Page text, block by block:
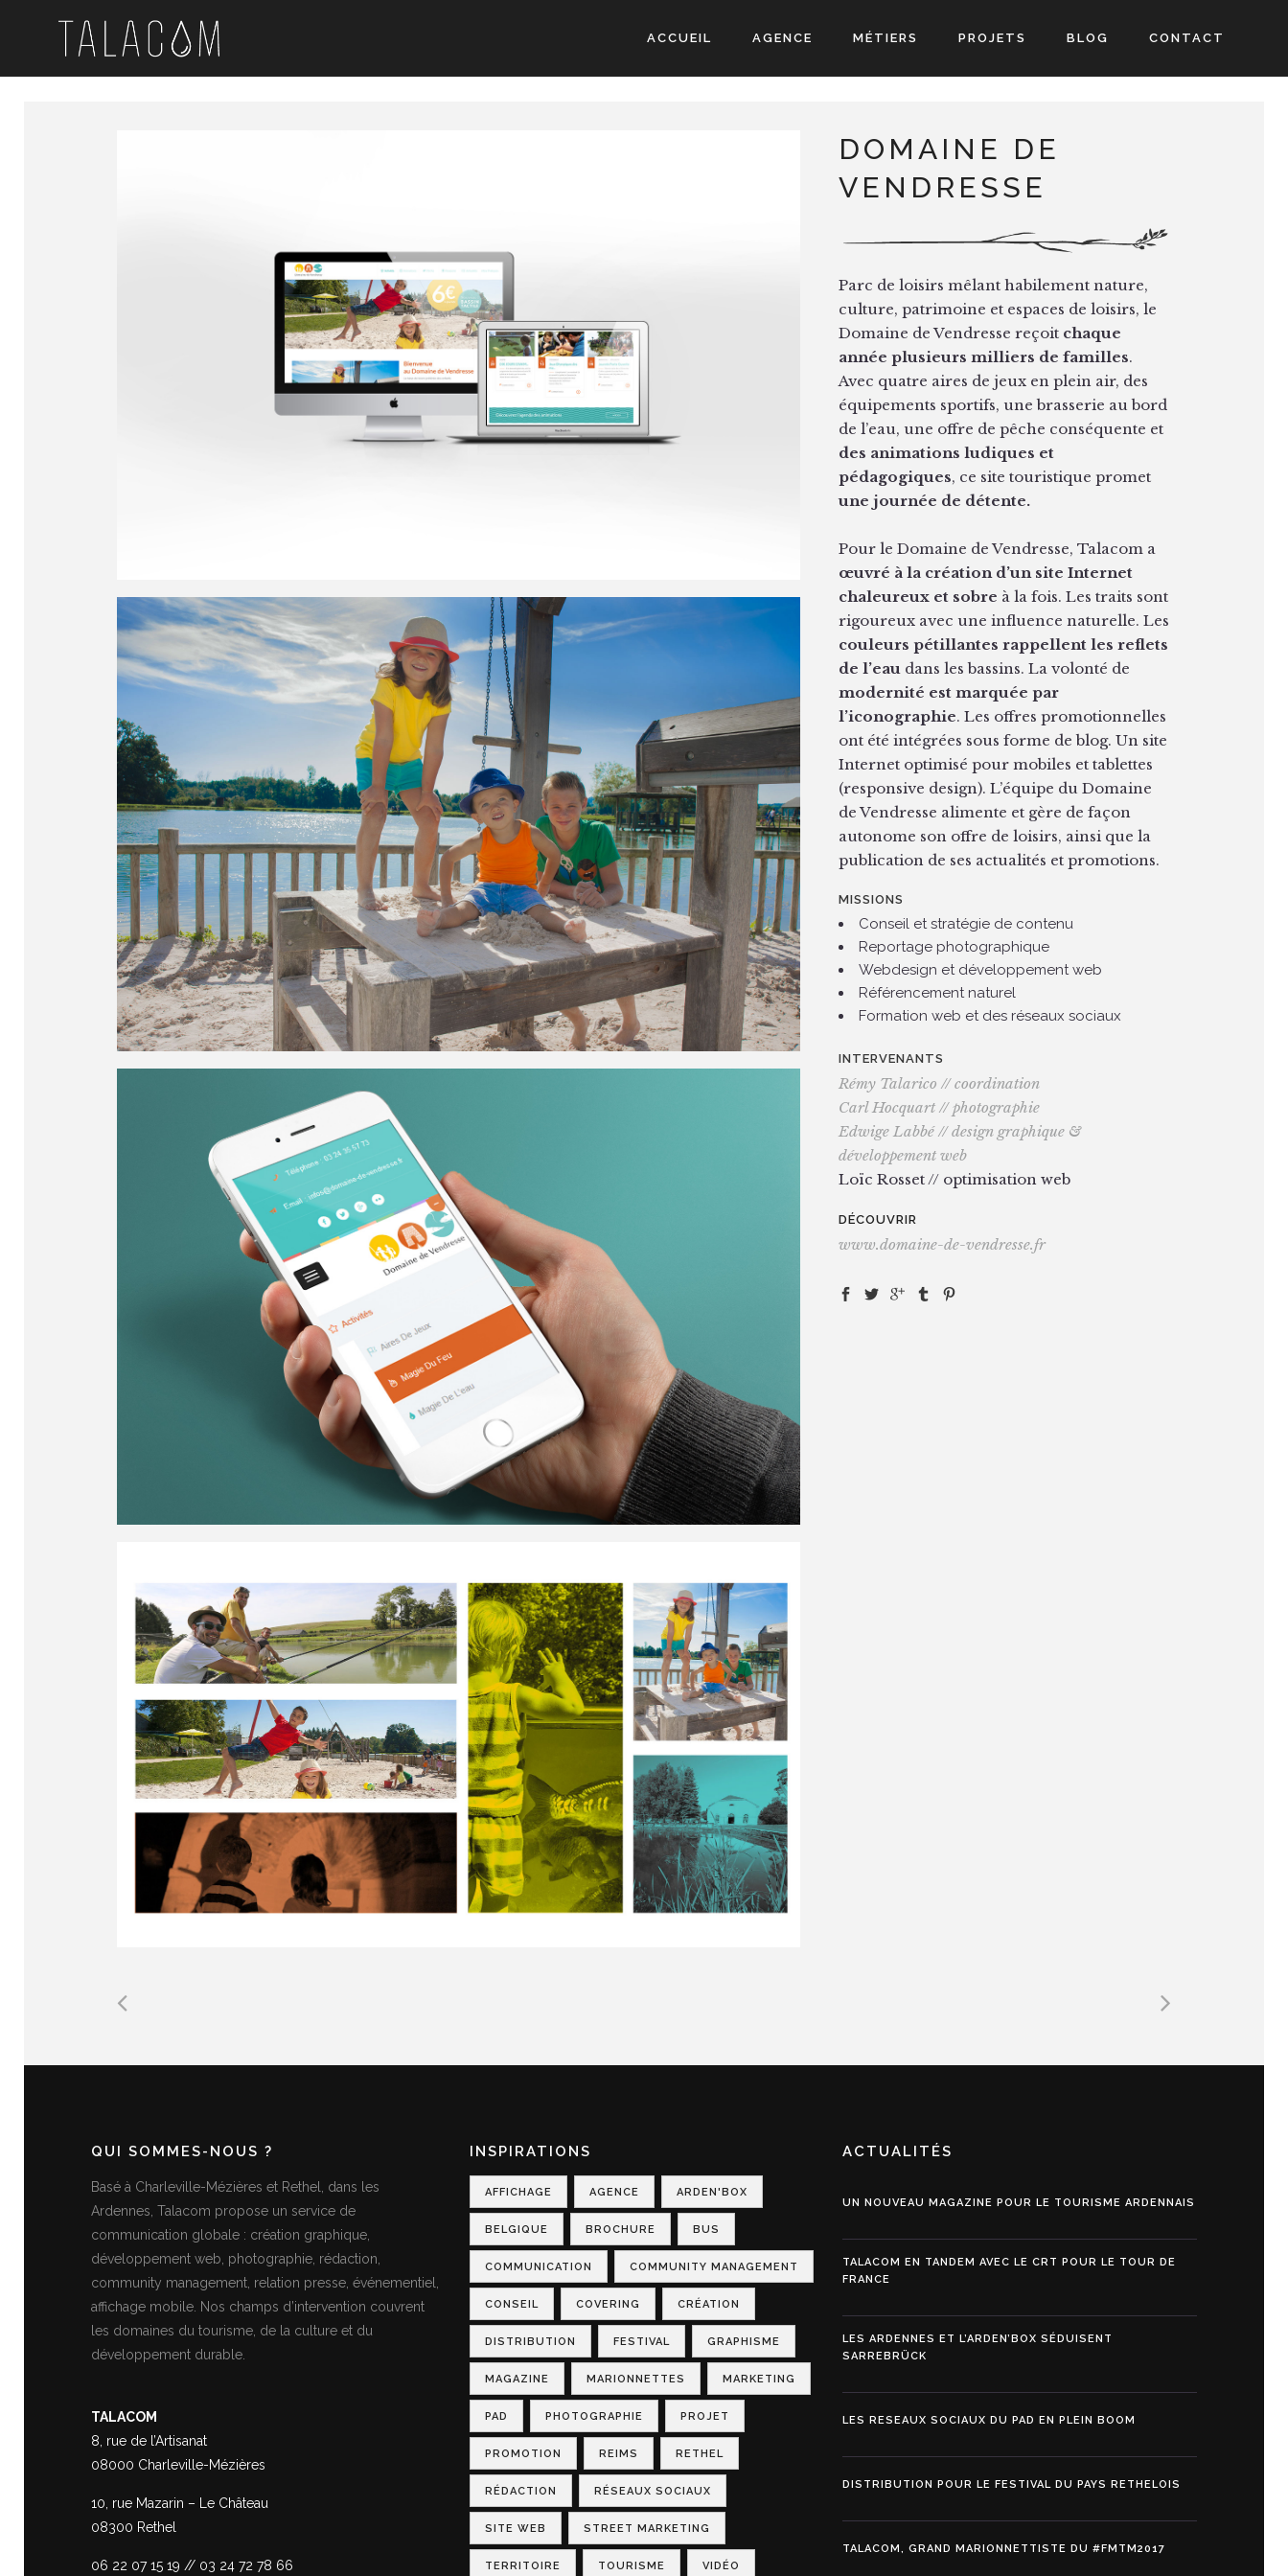
ACCUEIL AGENCE MÉTIERS PROJETS BLOG CONTACT
DOMAINE DE
VENDRESSE
Parc de loisirs mêlant habilement nature,
culture, patrimoine et espaces de loisirs, le
Domaine de Vendresse reçoit chaque
année plusieurs milliers de familles.
Avec quatre aires de jeux en plein air, des
équipements sportifs, une brasserie au bord
de l’eau, une offre de pêche conséquente et
des animations ludiques et
pédagogiques, ce site touristique promet
une journée de détente.
Pour le Domaine de Vendresse, Talacom a
œuvré à la création d’un site Internet
chaleureux et sobre à la fois. Les traits sont
rigoureux avec une influence naturelle. Les
couleurs pétillantes rappellent les reflets
de l’eau dans les bassins. La volonté de
modernité est marquée par
l’iconographie. Les offres promotionnelles
ont été intégrées sous forme de blog. Un site
Internet optimisé pour mobiles et tablettes
(responsive design). L’équipe du Domaine
de Vendresse alimente et gère de façon
autonome son offre de loisirs, ainsi que la
publication de ses actualités et promotions.
MISSIONS
Conseil et stratégie de contenu
Reportage photographique
Webdesign et développement web
Référencement naturel
Formation web et des réseaux sociaux
INTERVENANTS
Rémy Talarico // coordination
Carl Hocquart // photographie
Edwige Labbé // design graphique &
développement web
Loïc Rosset // optimisation web
DÉCOUVRIR
www.domaine-de-vendresse.fr
QUI SOMMES-NOUS ?
Basé à Charleville-Mézières et Rethel, dans les
Ardennes, Talacom propose un service de
communication globale : création graphique,
développement web, photographie, rédaction,
community management, relation presse, événementiel,
affichage mobile. Nos champs d’intervention couvrent
les domaines du tourisme, de la culture et du
développement durable.
TALACOM
8, rue de l’Artisanat
08000 Charleville-Mézières
10, rue Mazarin – Le Château
08300 Rethel
06 22 07 15 19 // 03 24 72 78 66
INSPIRATIONS
AFFICHAGE AGENCE ARDEN'BOX
BELGIQUE BROCHURE BUS
COMMUNICATION COMMUNITY MANAGEMENT
CONSEIL COVERING CRÉATION
DISTRIBUTION FESTIVAL GRAPHISME
MAGAZINE MARIONNETTES MARKETING
PAD PHOTOGRAPHIE PROJET
PROMOTION REIMS RETHEL
RÉDACTION RÉSEAUX SOCIAUX
SITE WEB STREET MARKETING
TERRITOIRE TOURISME VIDÉO
ACTUALITÉS
UN NOUVEAU MAGAZINE POUR LE TOURISME ARDENNAIS
TALACOM EN TANDEM AVEC LE CRT POUR LE TOUR DE
FRANCE
LES ARDENNES ET L’ARDEN’BOX SÉDUISENT
SARREBRÜCK
LES RESEAUX SOCIAUX DU PAD EN PLEIN BOOM
DISTRIBUTION POUR LE FESTIVAL DU PAYS RETHELOIS
TALACOM, GRAND MARIONNETTISTE DU #FMTM2017